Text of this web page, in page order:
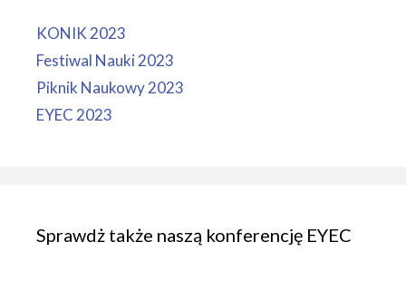
KONIK 2023
Festiwal Nauki 2023
Piknik Naukowy 2023
EYEC 2023
Sprawdż także naszą konferencję EYEC